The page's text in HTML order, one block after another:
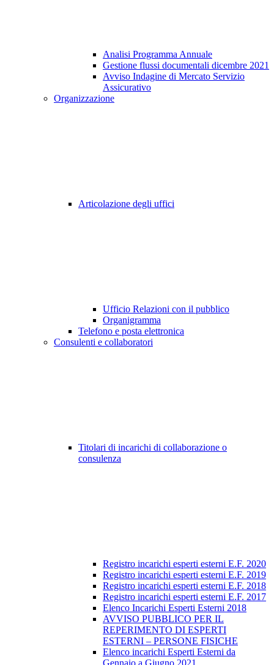
Analisi Programma Annuale
Gestione flussi documentali dicembre 2021
Avviso Indagine di Mercato Servizio
Assicurativo
Organizzazione
Articolazione degli uffici
Ufficio Relazioni con il pubblico
Organigramma
Telefono e posta elettronica
Consulenti e collaboratori
Titolari di incarichi di collaborazione o
consulenza
Registro incarichi esperti esterni E.F. 2020
Registro incarichi esperti esterni E.F. 2019
Registro incarichi esperti esterni E.F. 2018
Registro incarichi esperti esterni E.F. 2017
Elenco Incarichi Esperti Esterni 2018
AVVISO PUBBLICO PER IL
REPERIMENTO DI ESPERTI
ESTERNI – PERSONE FISICHE
Elenco incarichi Esperti Esterni da